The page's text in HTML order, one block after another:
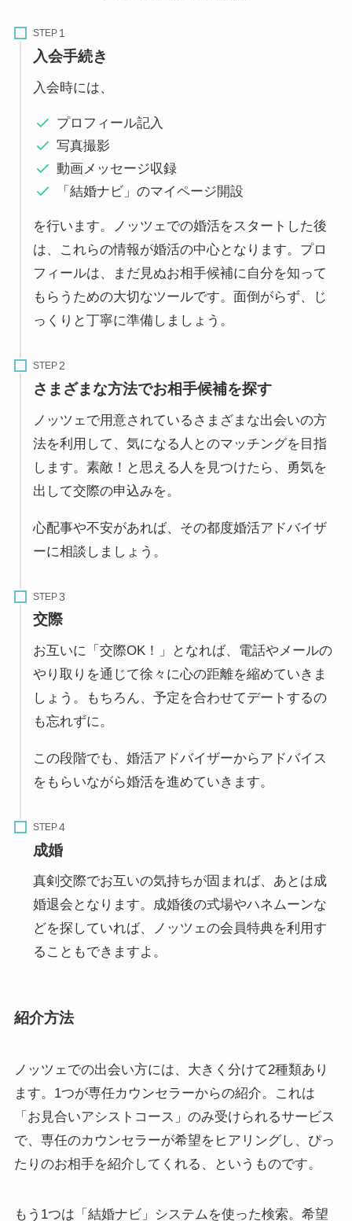
STEP
入会手続き
入会時には、
プロフィール記入
写真撮影
動画メッセージ収録
「結婚ナビ」のマイページ開設
を行います。ノッツェでの婚活をスタートした後
は、これらの情報が婚活の中心となります。プロ
フィールは、まだ見ぬお相手候補に自分を知って
もらうための大切なツールです。面倒がらず、じ
っくりと丁寧に準備しましょう。
STEP
さまざまな方法でお相手候補を探す
ノッツェで用意されているさまざまな出会いの方
法を利用して、気になる人とのマッチングを目指
します。素敵！と思える人を見つけたら、勇気を
出して交際の申込みを。
心配事や不安があれば、その都度婚活アドバイザ
ーに相談しましょう。
STEP
交際
お互いに「交際OK！」となれば、電話やメールの
やり取りを通じて徐々に心の距離を縮めていきま
しょう。もちろん、予定を合わせてデートするの
も忘れずに。
この段階でも、婚活アドバイザーからアドバイス
をもらいながら婚活を進めていきます。
STEP
成婚
真剣交際でお互いの気持ちが固まれば、あとは成
婚退会となります。成婚後の式場やハネムーンな
どを探していれば、ノッツェの会員特典を利用す
ることもできますよ。
紹介方法
ノッツェでの出会い方には、大きく分けて2種類あり
ます。1つが専任カウンセラーからの紹介。これは
「お見合いアシストコース」のみ受けられるサービス
で、専任のカウンセラーが希望をヒアリングし、ぴっ
たりのお相手を紹介してくれる、というものです。
もう1つは「結婚ナビ」システムを使った検索。希望